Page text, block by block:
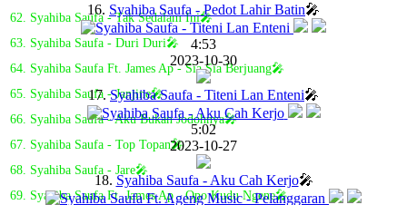
62. Syahiba Saufa - Tak Sedalam Ini🎤
63. Syahiba Saufa - Duri Duri🎤
64. Syahiba Saufa Ft. James Ap - Sia Sia Berjuang🎤
65. Syahiba Saufa - Janjine🎤
66. Syahiba Saufa - Aku Bukan Jodohnya🎤
67. Syahiba Saufa - Top Topan🎤
68. Syahiba Saufa - Jare🎤
69. Syahiba Saufa Ft. James Ap - Opo Kudu Ngene🎤
16. Syahiba Saufa - Pedot Lahir Batin🎤
4:53
2023-10-30
17.Syahiba Saufa - Titeni Lan Enteni🎤
5:02
2023-10-27
18. Syahiba Saufa - Aku Cah Kerjo🎤